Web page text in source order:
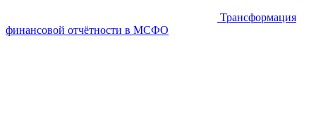
Трансформация
финансовой отчётности в МСФО